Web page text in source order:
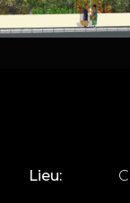
Lieu: